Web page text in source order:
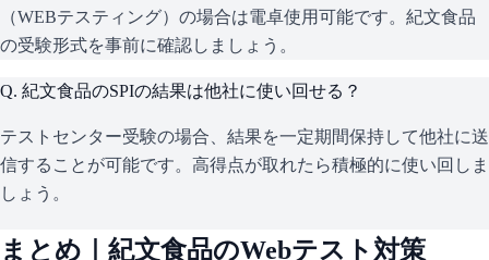
（WEBテスティング）の場合は電卓使用可能です。紀文食品
の受験形式を事前に確認しましょう。
Q. 紀文食品のSPIの結果は他社に使い回せる？
テストセンター受験の場合、結果を一定期間保持して他社に送
信することが可能です。高得点が取れたら積極的に使い回しま
しょう。
まとめ｜ 紀文食品のWebテスト対策